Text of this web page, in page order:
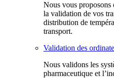
Nous vous proposons
la validation de vos
distribution de
transport.
Validation des
Nous validons les
pharmaceutique et